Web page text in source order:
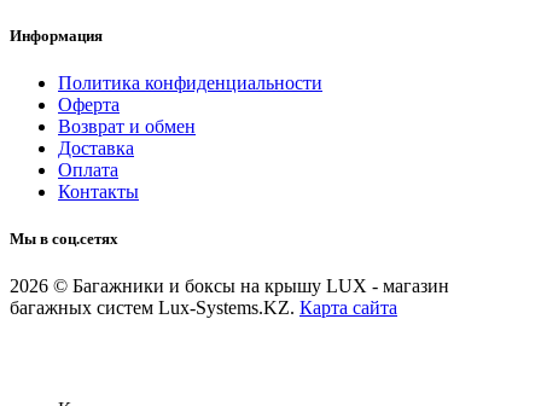
Информация
Политика конфиденциальности
Оферта
Возврат и обмен
Доставка
Оплата
Контакты
Мы в соц.сетях
2026 © Багажники и боксы на крышу LUX - магазин
багажных систем Lux-Systems.KZ. Карта сайта